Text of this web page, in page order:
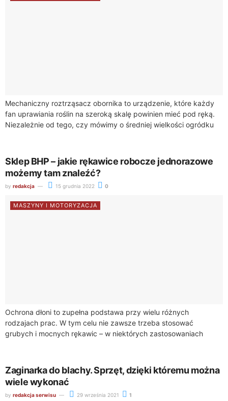
Mechaniczny roztrząsacz obornika to urządzenie, które każdy
fan uprawiania roślin na szeroką skalę powinien mieć pod ręką.
Niezależnie od tego, czy mówimy o średniej wielkości ogródku
Sklep BHP – jakie rękawice robocze jednorazowe
możemy tam znaleźć?
by redakcja 15 grudnia 2022 0
MASZYNY I MOTORYZACJA
Ochrona dłoni to zupełna podstawa przy wielu różnych
rodzajach prac. W tym celu nie zawsze trzeba stosować
grubych i mocnych rękawic – w niektórych zastosowaniach
Zaginarka do blachy. Sprzęt, dzięki któremu można
wiele wykonać
by redakcja serwisu 29 września 2021 1